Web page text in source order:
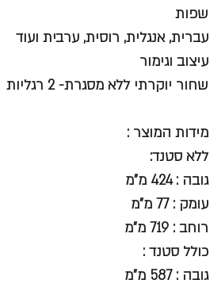
שפות
עברית, אנגלית, רוסית, ערבית ועוד
עיצוב וגימור
שחור יוקרתי ללא מסגרת- 2 רגליות
מידות המוצר :
ללא סטנד:
גובה : 424 מ"מ
עומק : 77 מ"מ
רוחב : 719 מ"מ
כולל סטנד :
גובה : 587 מ"מ